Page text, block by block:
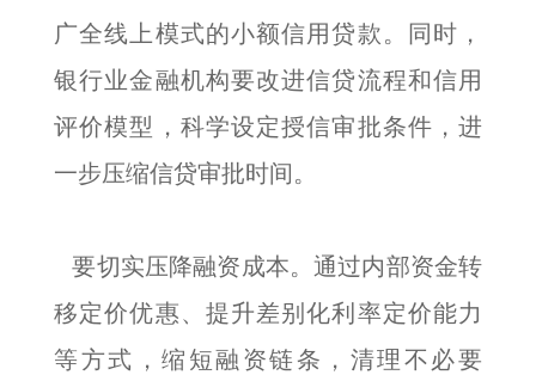
广全线上模式的小额信用贷款。同时，
银行业金融机构要改进信贷流程和信用
评价模型，科学设定授信审批条件，进
一步压缩信贷审批时间。
要切实压降融资成本。通过内部资金转
移定价优惠、提升差别化利率定价能力
等方式，缩短融资链条，清理不必要